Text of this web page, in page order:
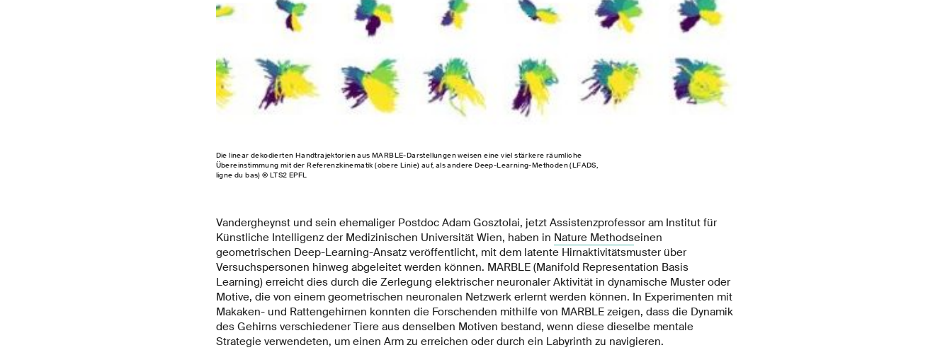
Die linear dekodierten Handtrajektorien aus MARBLE-Darstellungen weisen eine viel stärkere räumliche
Übereinstimmung mit der Referenzkinematik (obere Linie) auf, als andere Deep-Learning-Methoden (LFADS,
ligne du bas) © LTS2 EPFL
Vandergheynst und sein ehemaliger Postdoc Adam Gosztolai, jetzt Assistenzprofessor am Institut für
Künstliche Intelligenz der Medizinischen Universität Wien, haben in Nature Methodseinen
geometrischen Deep-Learning-Ansatz veröffentlicht, mit dem latente Hirnaktivitätsmuster über
Versuchspersonen hinweg abgeleitet werden können. MARBLE (Manifold Representation Basis
Learning) erreicht dies durch die Zerlegung elektrischer neuronaler Aktivität in dynamische Muster oder
Motive, die von einem geometrischen neuronalen Netzwerk erlernt werden können. In Experimenten mit
Makaken- und Rattengehirnen konnten die Forschenden mithilfe von MARBLE zeigen, dass die Dynamik
des Gehirns verschiedener Tiere aus denselben Motiven bestand, wenn diese dieselbe mentale
Strategie verwendeten, um einen Arm zu erreichen oder durch ein Labyrinth zu navigieren.